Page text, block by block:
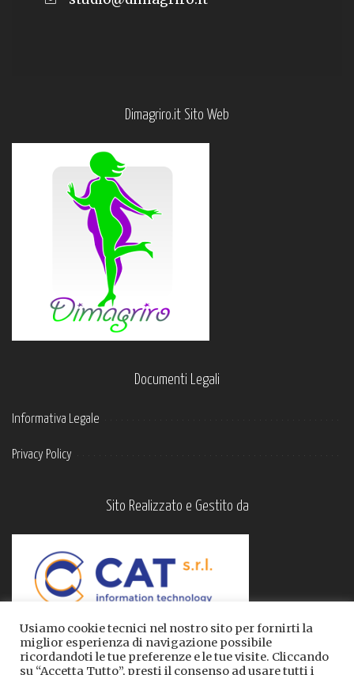
Dimagriro.it Sito Web
Documenti Legali
Informativa Legale
Privacy Policy
Sito Realizzato e Gestito da
Usiamo cookie tecnici nel nostro sito per fornirti la
miglior esperienza di navigazione possibile
ricordandoti le tue preferenze e le tue visite. Cliccando
su “Accetta Tutto”, presti il consenso ad usare tutti i